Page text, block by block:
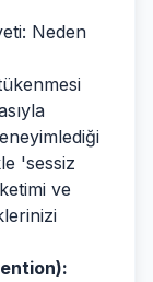
Neden
'sessiz
ve